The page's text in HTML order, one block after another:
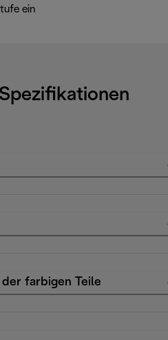
ein
farbigen Teile